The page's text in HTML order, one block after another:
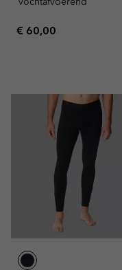
Regular price:
€ 60,00